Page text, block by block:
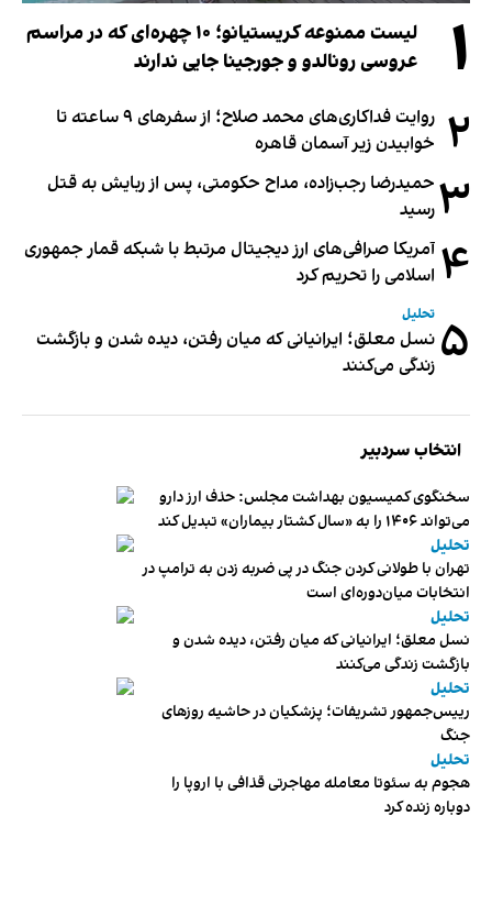
۱
لیست ممنوعه کریستیانو؛ ۱۰ چهره‌ای که در مراسم
عروسی رونالدو و جورجینا جایی ندارند
۲
روایت فداکاری‌های محمد صلاح؛ از سفرهای ۹ ساعته تا
خوابیدن زیر آسمان قاهره
۳ حمیدرضا رجب‌زاده، مداح حکومتی، پس از ربایش به قتل
رسید
۴ آمریکا صرافی‌های ارز دیجیتال مرتبط با شبکه قمار جمهوری
اسلامی را تحریم کرد
۵ تحلیل
نسل معلق؛ ایرانیانی که میان رفتن، دیده شدن و بازگشت
زندگی می‌کنند
انتخاب سردبیر
سخنگوی کمیسیون بهداشت مجلس: حذف ارز دارو
می‌تواند ۱۴۰۶ را به «سال کشتار بیماران» تبدیل کند
تحلیل
تهران با طولانی کردن جنگ در پی ضربه زدن به ترامپ در
انتخابات میان‌دوره‌ای است
تحلیل
نسل معلق؛ ایرانیانی که میان رفتن، دیده شدن و
بازگشت زندگی می‌کنند
تحلیل
رییس‌جمهور تشریفات؛ پزشکیان در حاشیه روزهای
جنگ
تحلیل
هجوم به سئوتا معامله مهاجرتی قذافی با اروپا را
دوباره زنده کرد